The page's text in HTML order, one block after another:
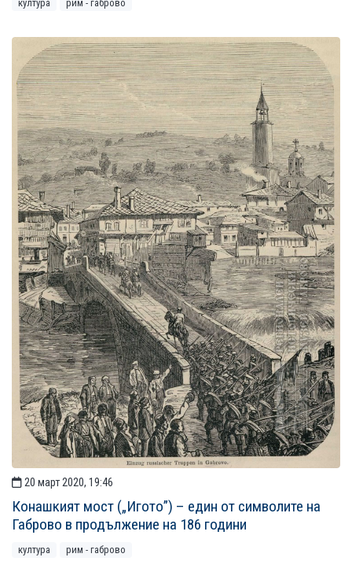
култура рим - габрово
20 март 2020, 19:46
Конашкият мост („Игото”) – един от символите на
Габрово в продължение на 186 години
култура рим - габрово